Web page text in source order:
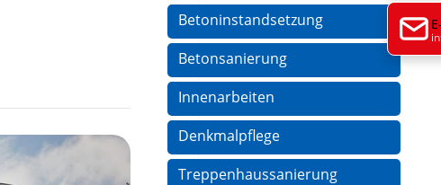
Betoninstandsetzung
Betonsanierung
Innenarbeiten
Denkmalpflege
Treppenhaussanierung